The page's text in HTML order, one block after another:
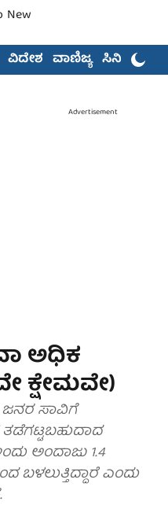
ವಿದೇಶ ವಾಣಿಜ್ಯ ಸಿನಿಮಾ
Advertisement
ಅಧಿಕ
ಕ್ಷೇಮವೇ)
ಜನರ ಸಾವಿಗೆ
ಅಂದಾಜು 1.4
ಬಳಲುತ್ತಿದ್ದಾರೆ ಎಂದು